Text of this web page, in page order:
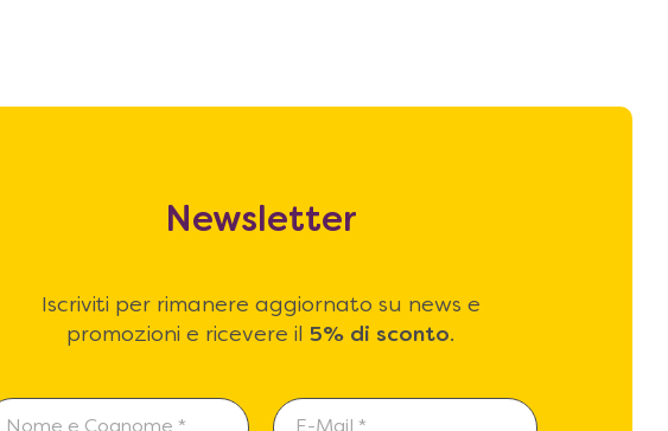
Newsletter
Iscriviti per rimanere aggiornato su news e
promozioni e ricevere il 5% di sconto.